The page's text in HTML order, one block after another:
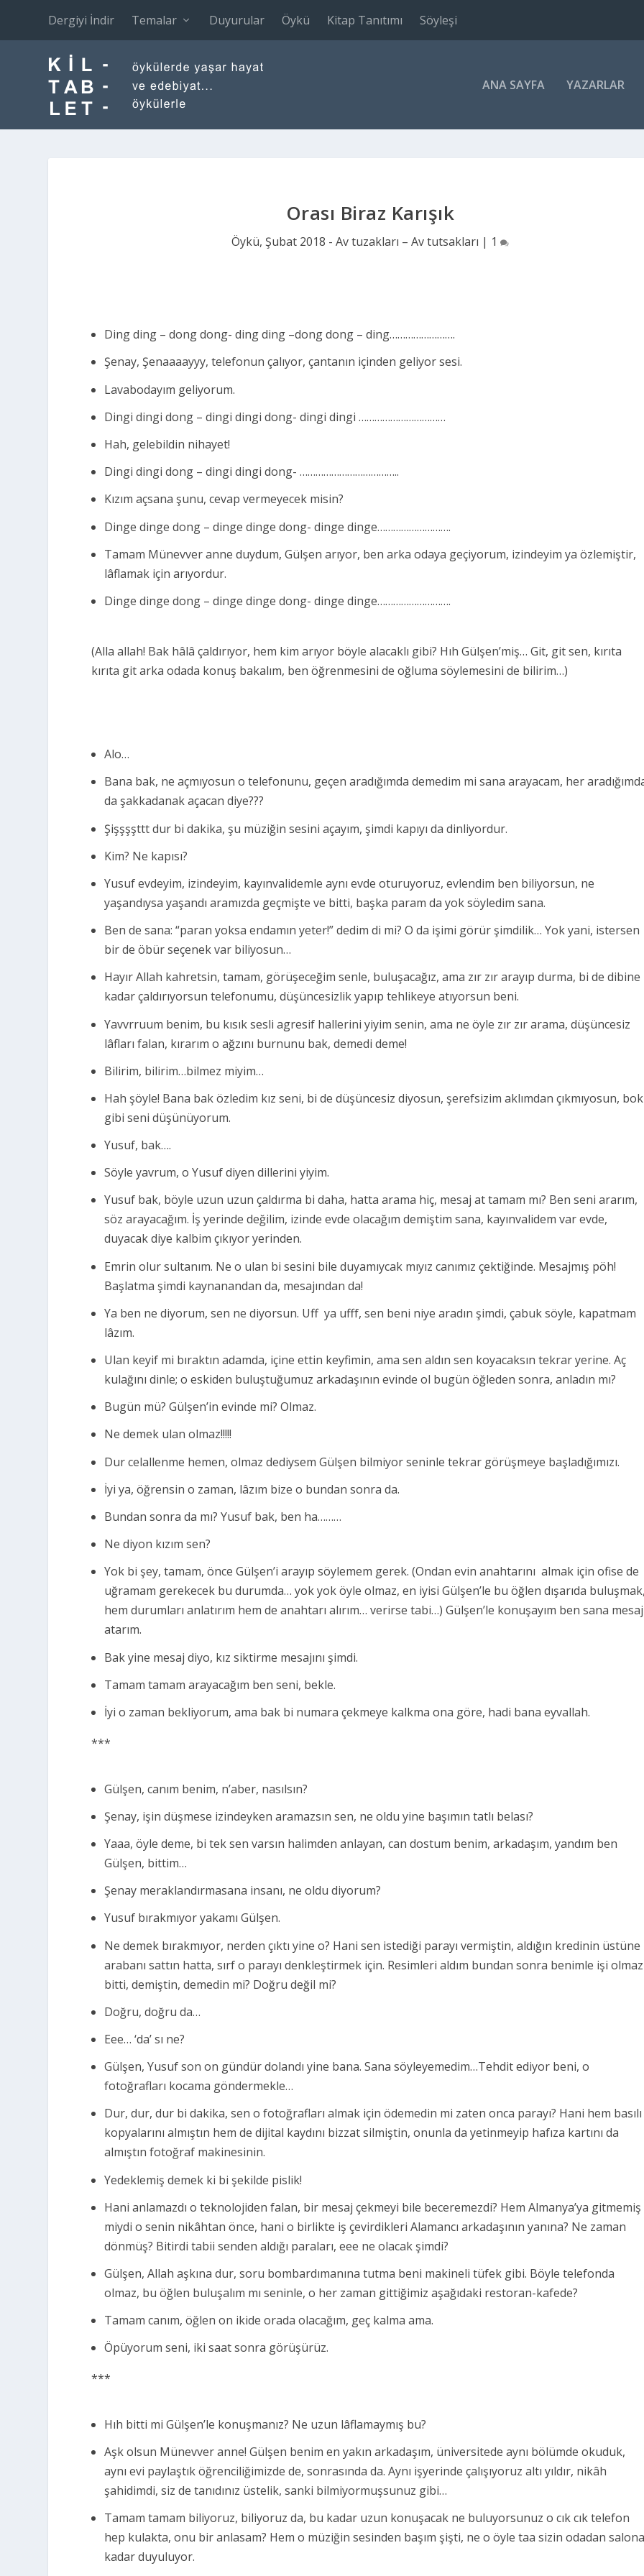
Dergiyi İndir Temalar Duyurular Öykü Kitap Tanıtımı Söyleşi
ANA SAYFA YAZARLAR
Orası Biraz Karışık
Öykü, Şubat 2018 - Av tuzakları – Av tutsakları | 1
Ding ding – dong dong- ding ding –dong dong – ding…………………….
Şenay, Şenaaaayyy, telefonun çalıyor, çantanın içinden geliyor sesi.
Lavabodayım geliyorum.
Dingi dingi dong – dingi dingi dong- dingi dingi ……………………………
Hah, gelebildin nihayet!
Dingi dingi dong – dingi dingi dong- ………………………………..
Kızım açsana şunu, cevap vermeyecek misin?
Dinge dinge dong – dinge dinge dong- dinge dinge……………………….
Tamam Münevver anne duydum, Gülşen arıyor, ben arka odaya geçiyorum, izindeyim ya özlemiştir,
lâflamak için arıyordur.
Dinge dinge dong – dinge dinge dong- dinge dinge……………………….
(Alla allah! Bak hâlâ çaldırıyor, hem kim arıyor böyle alacaklı gibi? Hıh Gülşen’miş… Git, git sen, kırıta
kırıta git arka odada konuş bakalım, ben öğrenmesini de oğluma söylemesini de bilirim…)
Alo…
Bana bak, ne açmıyosun o telefonunu, geçen aradığımda demedim mi sana arayacam, her
da şakkadanak açacan diye???
Şişşşşttt dur bi dakika, şu müziğin sesini açayım, şimdi kapıyı da dinliyordur.
Kim? Ne kapısı?
Yusuf evdeyim, izindeyim, kayınvalidemle aynı evde oturuyoruz, evlendim ben biliyorsun, ne
yaşandıysa yaşandı aramızda geçmişte ve bitti, başka param da yok söyledim sana.
Ben de sana: “paran yoksa endamın yeter!” dedim di mi? O da işimi görür şimdilik… Yok yani, istersen
bir de öbür seçenek var biliyosun…
Hayır Allah kahretsin, tamam, görüşeceğim senle, buluşacağız, ama zır zır arayıp durma, bi de dibine
kadar çaldırıyorsun telefonumu, düşüncesizlik yapıp tehlikeye atıyorsun beni.
Yavvrruum benim, bu kısık sesli agresif hallerini yiyim senin, ama ne öyle zır zır arama, düşüncesiz
lâfları falan, kırarım o ağzını burnunu bak, demedi deme!
Bilirim, bilirim…bilmez miyim…
Hah şöyle! Bana bak özledim kız seni, bi de düşüncesiz diyosun, şerefsizim aklımdan çıkmıyosun, bok
gibi seni düşünüyorum.
Yusuf, bak….
Söyle yavrum, o Yusuf diyen dillerini yiyim.
Yusuf bak, böyle uzun uzun çaldırma bi daha, hatta arama hiç, mesaj at tamam mı? Ben seni ararım,
söz arayacağım. İş yerinde değilim, izinde evde olacağım demiştim sana, kayınvalidem var evde,
duyacak diye kalbim çıkıyor yerinden.
Emrin olur sultanım. Ne o ulan bi sesini bile duyamıycak mıyız canımız çektiğinde. Mesajmış pöh!
Başlatma şimdi kaynanandan da, mesajından da!
Ya ben ne diyorum, sen ne diyorsun. Uff ya ufff, sen beni niye aradın şimdi, çabuk söyle, kapatmam
lâzım.
Ulan keyif mi bıraktın adamda, içine ettin keyfimin, ama sen aldın sen koyacaksın tekrar yerine. Aç
kulağını dinle; o eskiden buluştuğumuz arkadaşının evinde ol bugün öğleden sonra, anladın mı?
Bugün mü? Gülşen’in evinde mi? Olmaz.
Ne demek ulan olmaz!!!!!
Dur celallenme hemen, olmaz dediysem Gülşen bilmiyor seninle tekrar görüşmeye başladığımızı.
İyi ya, öğrensin o zaman, lâzım bize o bundan sonra da.
Bundan sonra da mı? Yusuf bak, ben ha………
Ne diyon kızım sen?
Yok bi şey, tamam, önce Gülşen’i arayıp söylemem gerek.(Ondan evin anahtarını almak için ofise de
uğramam gerekecek bu durumda… yok yok öyle olmaz, en iyisi Gülşen’le bu öğlen dışarıda
hem durumları anlatırım hem de anahtarı alırım… verirse tabi…) Gülşen’le konuşayım ben sana mesaj
atarım.
Bak yine mesaj diyo, kız siktirme mesajını şimdi.
Tamam tamam arayacağım ben seni, bekle.
İyi o zaman bekliyorum, ama bak bi numara çekmeye kalkma ona göre, hadi bana eyvallah.
***
Gülşen, canım benim, n’aber, nasılsın?
Şenay, işin düşmese izindeyken aramazsın sen, ne oldu yine başımın tatlı belası?
Yaaa, öyle deme, bi tek sen varsın halimden anlayan, can dostum benim, arkadaşım, yandım ben
Gülşen, bittim…
Şenay meraklandırmasana insanı, ne oldu diyorum?
Yusuf bırakmıyor yakamı Gülşen.
Ne demek bırakmıyor, nerden çıktı yine o? Hani sen istediği parayı vermiştin, aldığın kredinin üstüne
arabanı sattın hatta, sırf o parayı denkleştirmek için. Resimleri aldım bundan sonra benimle işi olmaz
bitti, demiştin, demedin mi? Doğru değil mi?
Doğru, doğru da…
Eee… ‘da’ sı ne?
Gülşen, Yusuf son on gündür dolandı yine bana. Sana söyleyemedim…Tehdit ediyor beni, o
fotoğrafları kocama göndermekle…
Dur, dur, dur bi dakika, sen o fotoğrafları almak için ödemedin mi zaten onca parayı? Hani hem basılı
kopyalarını almıştın hem de dijital kaydını bizzat silmiştin, onunla da yetinmeyip hafıza kartını da
almıştın fotoğraf makinesinin.
Yedeklemiş demek ki bi şekilde pislik!
Hani anlamazdı o teknolojiden falan, bir mesaj çekmeyi bile beceremezdi? Hem Almanya’ya gitmemiş
miydi o senin nikâhtan önce, hani o birlikte iş çevirdikleri Alamancı arkadaşının yanına? Ne zaman
dönmüş? Bitirdi tabii senden aldığı paraları, eee ne olacak şimdi?
Gülşen, Allah aşkına dur, soru bombardımanına tutma beni makineli tüfek gibi. Böyle telefonda
olmaz, bu öğlen buluşalım mı seninle, o her zaman gittiğimiz aşağıdaki restoran-kafede?
Tamam canım, öğlen on ikide orada olacağım, geç kalma ama.
Öpüyorum seni, iki saat sonra görüşürüz.
***
Hıh bitti mi Gülşen’le konuşmanız? Ne uzun lâflamaymış bu?
Aşk olsun Münevver anne! Gülşen benim en yakın arkadaşım, üniversitede aynı bölümde okuduk,
aynı evi paylaştık öğrenciliğimizde de, sonrasında da. Aynı işyerinde çalışıyoruz altı yıldır, nikâh
şahidimdi, siz de tanıdınız üstelik, sanki bilmiyormuşsunuz gibi…
Tamam tamam biliyoruz, biliyoruz da, bu kadar uzun konuşacak ne buluyorsunuz o cık cık telefon
hep kulakta, onu bir anlasam? Hem o müziğin sesinden başım şişti, ne o öyle taa sizin odadan
kadar duyuluyor.